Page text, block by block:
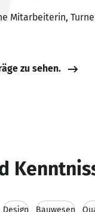
Mitarbeiterin,
zu sehen.
Design Bauwesen